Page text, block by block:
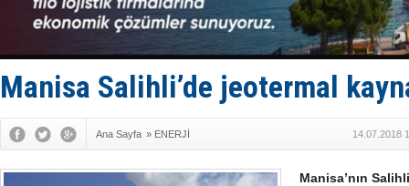
Fairline,
Baltık
Runit
Türk
Manisa Salihli’de jeotermal
Ana Sayfa » ENERJİ 14.07.2018
Manisa’nın